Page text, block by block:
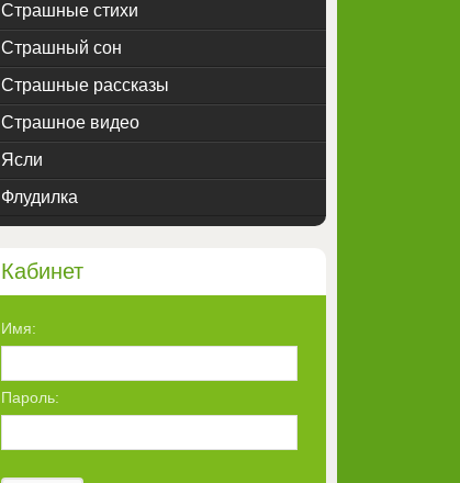
Страшные стихи
Страшный сон
Страшные рассказы
Страшное видео
Ясли
Флудилка
Кабинет
Имя:
Пароль: